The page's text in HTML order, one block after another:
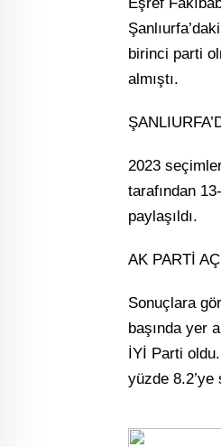
birinci parti
almıştı.
2023
tarafından
paylaşıldı.
AK PARTİ
Sonuçlara
başında yer
İYİ Parti
yüzde 8.2’ye